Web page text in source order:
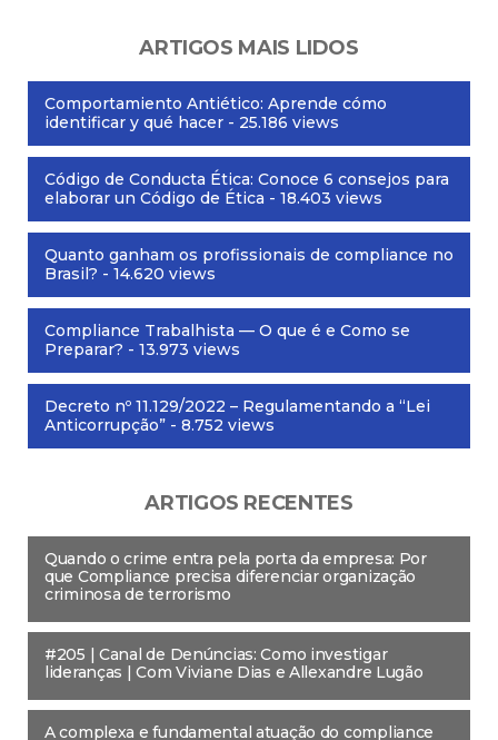
ARTIGOS MAIS LIDOS
Comportamiento Antiético: Aprende cómo
identificar y qué hacer - 25.186 views
Código de Conducta Ética: Conoce 6 consejos para
elaborar un Código de Ética - 18.403 views
Quanto ganham os profissionais de compliance no
Brasil? - 14.620 views
Compliance Trabalhista — O que é e Como se
Preparar? - 13.973 views
Decreto nº 11.129/2022 – Regulamentando a “Lei
Anticorrupção” - 8.752 views
ARTIGOS RECENTES
Quando o crime entra pela porta da empresa: Por
que Compliance precisa diferenciar organização
criminosa de terrorismo
#205 | Canal de Denúncias: Como investigar
lideranças | Com Viviane Dias e Allexandre Lugão
A complexa e fundamental atuação do compliance